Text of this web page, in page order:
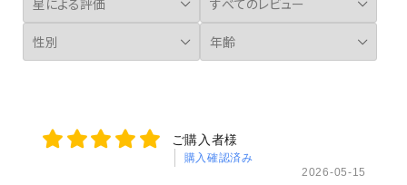
ご購入者様
購入確認済み
2026-05-15